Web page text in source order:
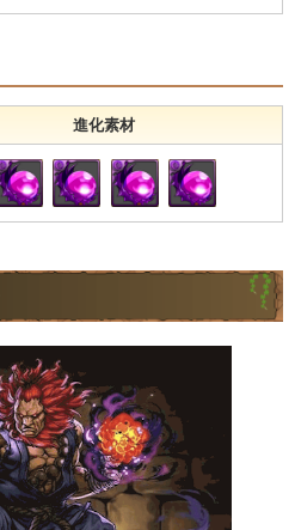
進化素材